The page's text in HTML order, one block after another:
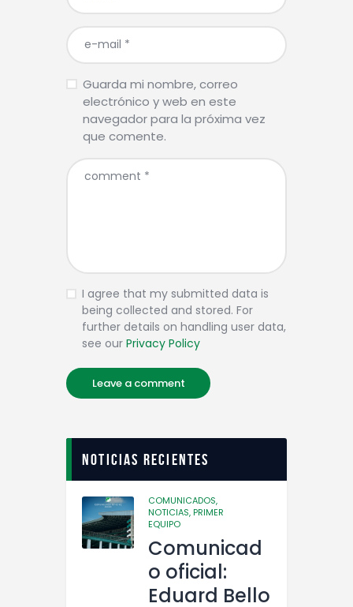
Guarda mi nombre, correo
electrónico y web en este
navegador para la próxima vez
que comente.
I agree that my submitted data is
being collected and stored. For
further details on handling user data,
see our Privacy Policy
Noticias recientes
COMUNICADOS,
NOTICIAS,PRIMER
EQUIPO
Comunicad
o oficial:
Eduard Bello